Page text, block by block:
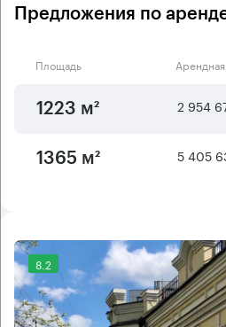
Предложения по
Площадь
1223 м² 2 954
1365 м² 5 405
8.2